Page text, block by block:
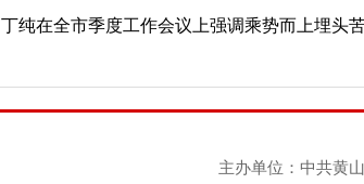
丁纯在全市季度工作会议上强调乘势而上埋头
主办单位：中共黄